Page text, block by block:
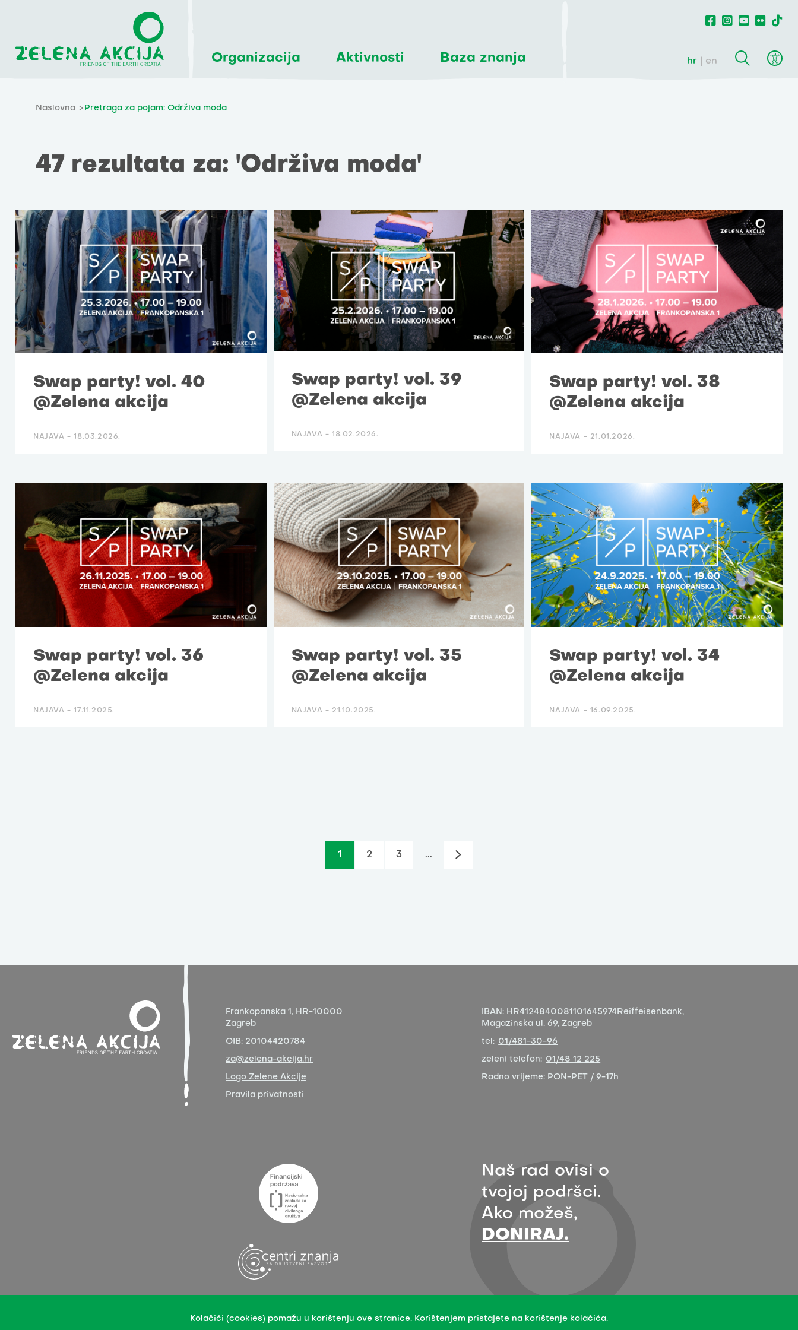
Organizacija Aktivnosti Baza znanja hr en
Naslovna Pretraga za pojam: Održiva moda
47 rezultata za: 'Održiva moda'
Swap party! vol. 40
@Zelena akcija
NAJAVA -18.03.2026.
Swap party! vol. 39
@Zelena akcija
NAJAVA -18.02.2026.
Swap party! vol. 38
@Zelena akcija
NAJAVA - 21.01.2026.
Swap party! vol. 36
@Zelena akcija
NAJAVA -17.11.2025.
Swap party! vol. 35
@Zelena akcija
NAJAVA - 21.10.2025.
Swap party! vol. 34
@Zelena akcija
NAJAVA - 16.09.2025.
1 2 3 ...
Frankopanska 1, HR-10000
Zagreb
OIB: 20104420784
za@zelena-akcija.hr
Logo Zelene Akcije
Pravila privatnosti
IBAN: HR4124840081101645974 Reiffeisenbank,
Magazinska ul. 69, Zagreb
tel: 01/481-30-96
zeleni telefon: 01/48 12 225
Radno vrijeme: PON-PET / 9-17h
Naš rad ovisi o
tvojoj podršci.
Ako možeš,
DONIRAJ.
Naše sadržaje možete prenositi u integralnoj ili prerađenoj verziji uz navođenje organizacije Zelena akcija - pod uvjetima licence Creative Commons Imenovanje 4.0 međunarodna.
Ovo dopuštenje se ne odnosi na stock fotografije i embedane sadržaje drugih stvaratelja.
Kolačići (cookies) pomažu u korištenju ove stranice. Korištenjem pristajete na korištenje kolačića.